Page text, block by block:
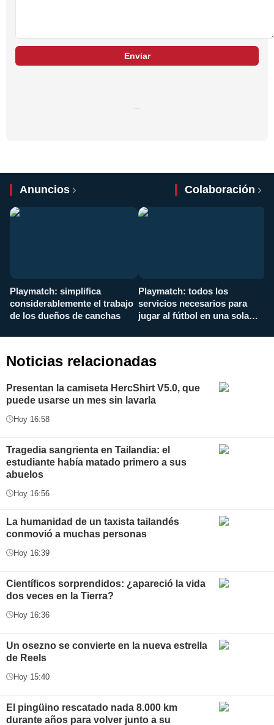
Enviar
Anuncios Colaboración
Playmatch: simplifica
considerablemente el trabajo
de los dueños de canchas
Playmatch: todos los
servicios necesarios para
jugar al fútbol en una sola
Noticias relacionadas
Presentan la camiseta HercShirt V5.0, que
puede usarse un mes sin lavarla
Hoy 16:58
Tragedia sangrienta en Tailandia: el
estudiante había matado primero a sus
abuelos
Hoy 16:56
La humanidad de un taxista tailandés
conmovió a muchas personas
Hoy 16:39
Científicos sorprendidos: ¿apareció la vida
dos veces en la Tierra?
Hoy 16:36
Un osezno se convierte en la nueva estrella
de Reels
Hoy 15:40
El pingüino rescatado nada 8.000 km
durante años para volver junto a su